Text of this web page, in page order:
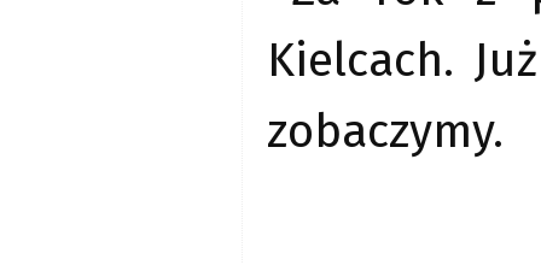
Kielcach.
zobaczymy.